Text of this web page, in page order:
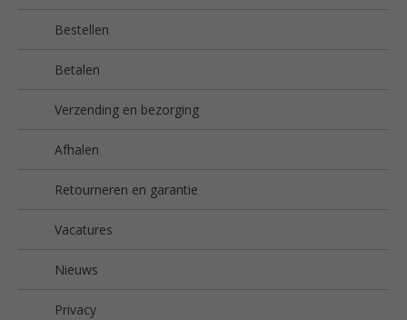
Bestellen
Betalen
Verzending en bezorging
Afhalen
Retourneren en garantie
Vacatures
Nieuws
Privacy